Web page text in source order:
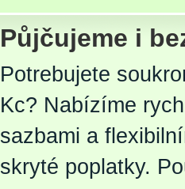
Půjčujeme i
Potrebujete
Kc? Nabízíme
sazbami a
skryté poplatky.